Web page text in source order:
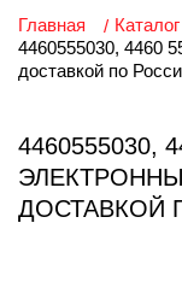
Главная
4460555030, 4460
доставкой по
4460555030,
ДОСТАВКОЙ